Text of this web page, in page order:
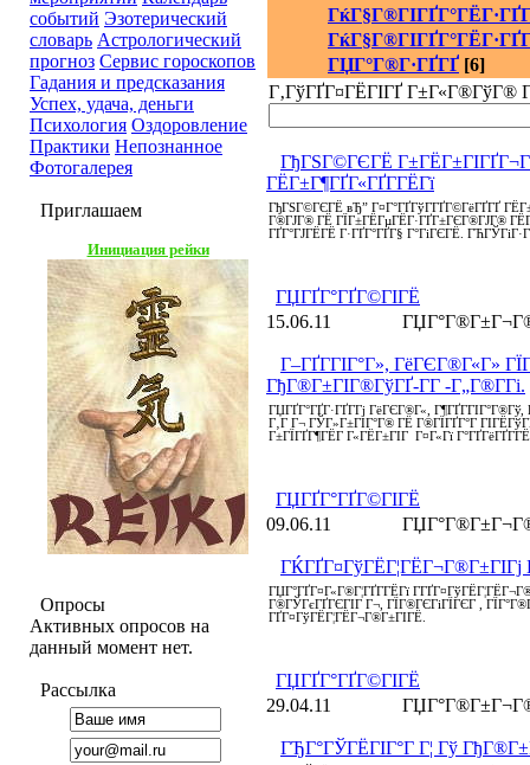
событий Эзотерический
словарь Астрологический
прогноз Сервис гороскопов
Гадания и предсказания
Успех, удача, деньги
Психология Оздоровление
Практики Непознанное
Фотогалерея
Приглашаем
Инициация рейки
Опросы
Активных опросов на
данный момент нет.
Рассылка
ГЏГ°Г®Г·ГҐГҐ [6]
Г‚ГўГҐГ¤ГЁГІГҐ Г±Г«Г®ГўГ®
ГђГЅГ©ГЄГЁ
ГЁГ±Г¶ГҐГ«ГҐГ­ГЁГї
ГђГЅГ©ГЄГЁ вЂ” Г¤Г°ГҐГўГ­ГҐГ©ГёГҐГҐ
Г®ГЈГ® ГЁ ГЇГ±ГЁГµГЁГ·ГҐГ±ГЄГ®ГЈГ®
ГҐГ°ГЈГЁГЁ Г·ГҐГ°ГҐГ§ Г°ГіГЄГЁ.
ГЏГҐГ°ГҐГ©ГІГЁ
15.06.11
Г–ГҐГ­ГІГ°Г», ГёГЄГ®Г«Г»
ГђГ®Г±ГІГ®ГўГҐ-Г­Г -Г„Г®Г­Гі.
ГЏГҐГ°ГҐГ·ГҐГ­Гј ГёГЄГ®Г«,
Г‚Г Г¬ ГЎГ»Г±ГІГ°Г® ГЁ Г®ГЇГҐГ°Г
Г±ГЇГҐГ¶ГЁГ Г«ГЁГ±ГІГ Г¤Г«Гї
ГЏГҐГ°ГҐГ©ГІГЁ
09.06.11
ГЏГ°ГҐГ¤Г«Г®Г¦ГҐГ­ГЁГї
Г®ГЎГєГҐГЄГІГ Г¬, ГЇГ®ГЄГіГЇГЄГ ,
ГҐГ¤ГўГЁГ¦ГЁГ¬Г®Г±ГІГЁ.
ГЏГҐГ°ГҐГ©ГІГЁ
29.04.11
ГЂГ°ГЎГЁГІГ°Г Г¦ Гў